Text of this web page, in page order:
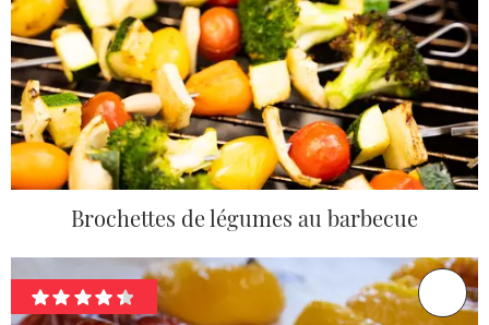
Brochettes de légumes au barbecue